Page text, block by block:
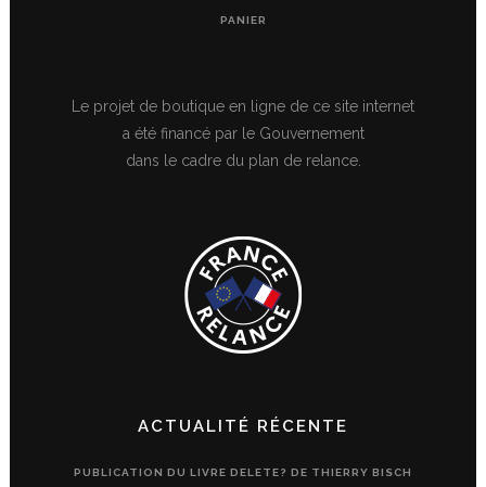
PANIER
Le projet de boutique en ligne de ce site internet
a été financé par le Gouvernement
dans le cadre du plan de relance.
ACTUALITÉ RÉCENTE
PUBLICATION DU LIVRE DELETE? DE THIERRY BISCH